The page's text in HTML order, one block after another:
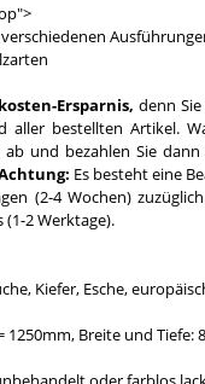
Ersparnis, denn
aller bestellten Artikel.
ab und bezahlen Sie
Es besteht eine
(2-4 Wochen)
2 Werktage).
Kiefer, Esche,
1250mm, Breite und Tiefe: